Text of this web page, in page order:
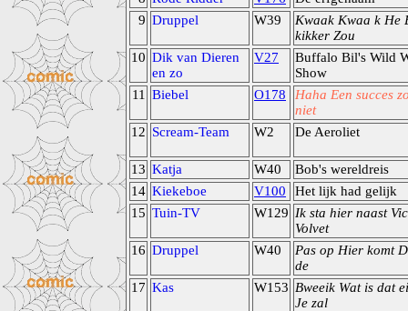
9 Druppel W39
Kwaak Kwaa k He
kikker Zou
10 Dik van Dieren
en zo
V27
Buffalo Bil's Wild
Show
11
Biebel O178
Haha Een succes
niet
12 Scream-Team W2 De Aeroliet
13 Katja W40
Bob's wereldreis
14 Kiekeboe V100
Het lijk had gelijk
15 Tuin-TV W129 Ik sta hier naast
Volvet
16 Druppel W40
Pas op Hier komt
de
17 Kas W153 Bweeik Wat is dat
Je zal